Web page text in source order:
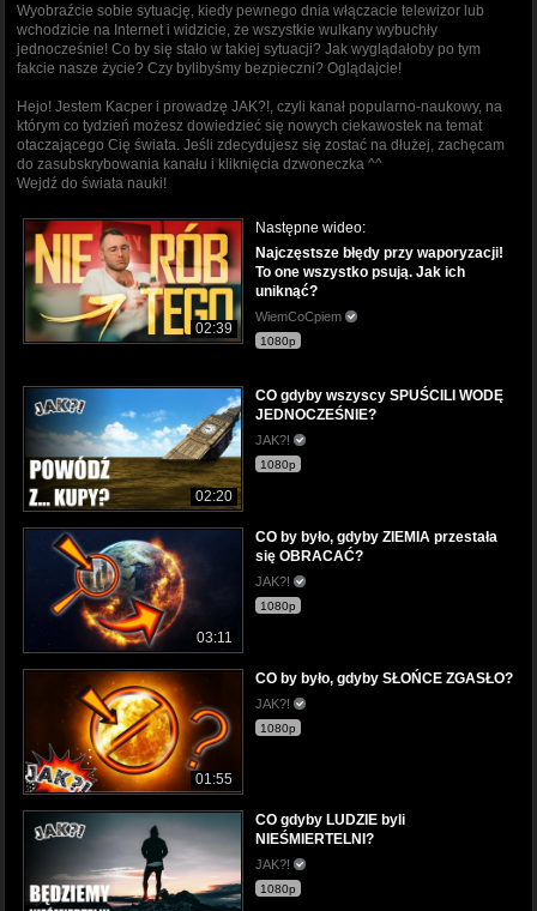
Wyobraźcie sobie sytuację, kiedy pewnego dnia włączacie telewizor lub
wchodzicie na Internet i widzicie, że wszystkie wulkany wybuchły
jednocześnie! Co by się stało w takiej sytuacji? Jak wyglądałoby po tym
fakcie nasze życie? Czy bylibyśmy bezpieczni? Oglądajcie!
Hejo! Jestem Kacper i prowadzę JAK?!, czyli kanał popularno-naukowy, na
którym co tydzień możesz dowiedzieć się nowych ciekawostek na temat
otaczającego Cię świata. Jeśli zdecydujesz się zostać na dłużej, zachęcam
do zasubskrybowania kanału i kliknięcia dzwoneczka ^^
Wejdź do świata nauki!
02:39
Następne wideo:
Najczęstsze błędy przy waporyzacji!
To one wszystko psują. Jak ich
uniknąć?
WiemCoCpiem
1080p
02:20
CO gdyby wszyscy SPUŚCILI WODĘ
JEDNOCZEŚNIE?
JAK?!
1080p
03:11
CO by było, gdyby ZIEMIA przestała
się OBRACAĆ?
JAK?!
1080p
01:55
CO by było, gdyby SŁOŃCE ZGASŁO?
JAK?!
1080p
CO gdyby LUDZIE byli
NIEŚMIERTELNI?
JAK?!
1080p